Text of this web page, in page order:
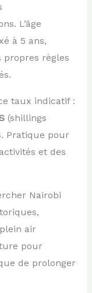
L’âge
à 5 ans,
propres règles
taux indicatif :
(shillings
Pratique pour
et des
Nairobi
air
pour
de prolonger